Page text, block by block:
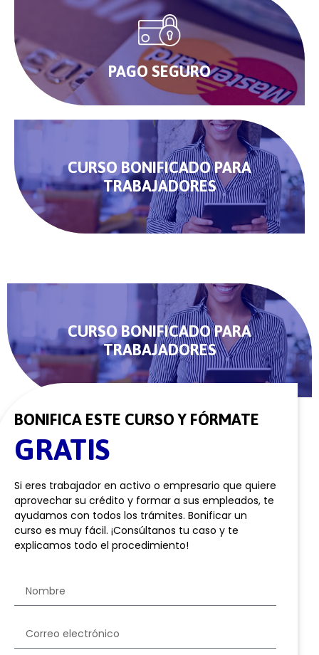
PAGO SEGURO
CURSO BONIFICADO PARA
TRABAJADORES
CURSO BONIFICADO PARA
TRABAJADORES
BONIFICA ESTE CURSO Y FÓRMATE
GRATIS
Si eres trabajador en activo o empresario que quiere
aprovechar su crédito y formar a sus empleados, te
ayudamos con todos los trámites. Bonificar un
curso es muy fácil. ¡Consúltanos tu caso y te
explicamos todo el procedimiento!